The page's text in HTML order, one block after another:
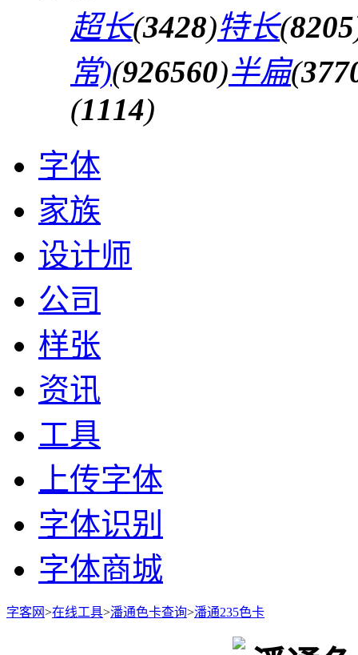
超长(3428)特长(8205
常)(926560)半扁(
(1114)
字体
家族
设计师
公司
样张
资讯
工具
上传字体
字体识别
字体商城
字客网>在线工具>潘通色卡查询>潘通235色卡